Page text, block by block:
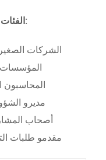
الفئات المستهدفة:
الشركات
المؤسسات
المحاسبون
مديرو
أصحاب
مقدمو طلبات